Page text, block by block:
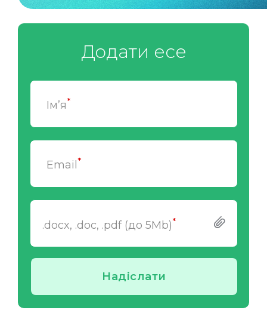
Додати есе
Ім’я*
Email*
.docx, .doc, .pdf (до 5Mb)*
Надіслати